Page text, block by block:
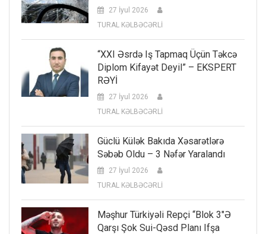
27 İyul 2026
TURAL KƏLBƏCƏRLİ
“XXI Əsrdə Iş Tapmaq Üçün Təkcə
Diplom Kifayət Deyil” – EKSPERT
RƏYİ
27 İyul 2026
TURAL KƏLBƏCƏRLİ
Güclü Külək Bakıda Xəsarətlərə
Səbəb Oldu – 3 Nəfər Yaralandı
27 İyul 2026
TURAL KƏLBƏCƏRLİ
Məşhur Türkiyəli Repçi “Blok 3″ə
Qarşı Şok Sui-Qəsd Planı Ifşa